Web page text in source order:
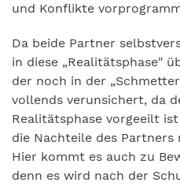
und Konflikte
Da beide Partner
in diese „Realitätsphase"
der noch in der
vollends verunsichert, da
Realitätsphase vorgeeilt
die Nachteile des
Hier kommt es auch zu
denn es wird nach der